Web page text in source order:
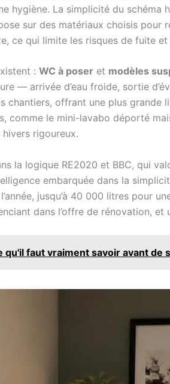
hygiène. La simplicité du
sur des matériaux choisis
ce qui limite les risques de fuite et
: WC à poser et modèles
— arrivée d’eau froide, sortie
chantiers, offrant une plus
comme le mini-lavabo déporté
rigoureux.
la logique RE2020 et BBC, qui
embarquée dans la
jusqu’à 40 000 litres pour
dans l’offre de rénovation,
qu'il faut vraiment savoir avant de